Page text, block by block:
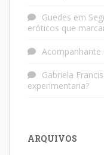
Guedes em
eróticos que
Acompanhante
Gabriela
experimentaria?
ARQUIVOS